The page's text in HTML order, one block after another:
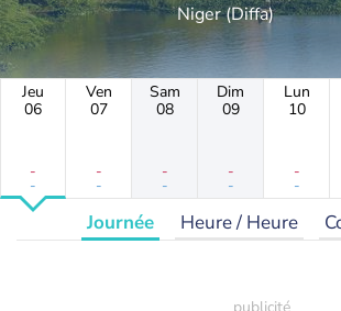
Niger (Diffa)
Jeu
06
-
-
Ven
07
-
-
Sam
08
-
-
Dim
09
-
-
Lun
10
-
-
Journée Heure / Heure